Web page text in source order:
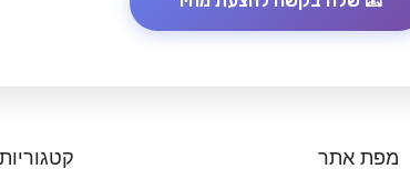
מפת אתר קטגוריות